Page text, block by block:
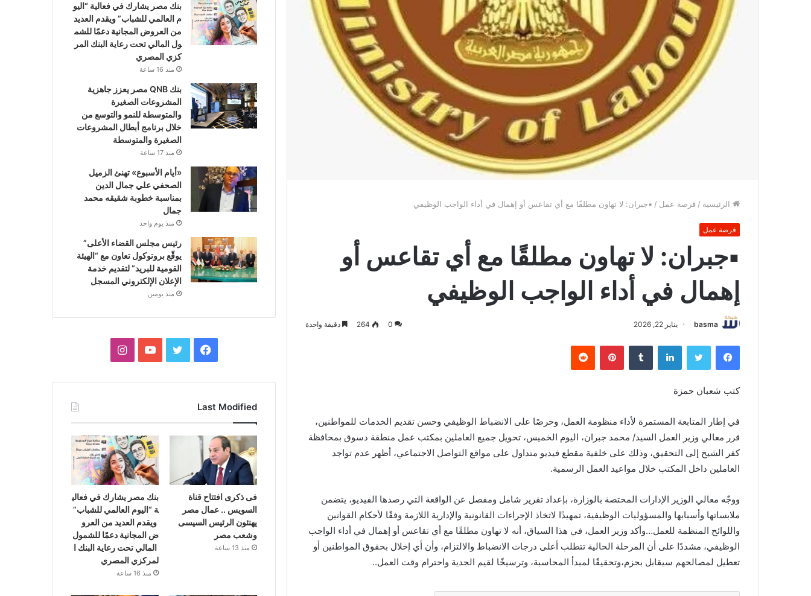
الرئيسية / فرصة عمل / ▪︎جبران: لا تهاون مطلقًا مع أي تقاعس أو إهمال في أداء الواجب الوظيفي
فرصة عمل
▪︎جبران: لا تهاون مطلقًا مع أي تقاعس أو
إهمال في أداء الواجب الوظيفي
basma يناير 22, 2026 0
264 دقيقة واحدة
فيسبوك تويتر لينكدإن بينتيريست
كتب شعبان حمزة
في إطار المتابعة المستمرة لأداء منظومة العمل، وحرصًا على الانضباط الوظيفي وحسن تقديم الخدمات للمواطنين،
قرر معالي وزير العمل السيد/ محمد جبران، اليوم الخميس، تحويل جميع العاملين بمكتب عمل منطقة دسوق بمحافظة
كفر الشيخ إلى التحقيق، وذلك على خلفية مقطع فيديو متداول على مواقع التواصل الاجتماعي، أظهر عدم تواجد
العاملين داخل المكتب خلال مواعيد العمل الرسمية.
ووجّه معالي الوزير الإدارات المختصة بالوزارة، بإعداد تقرير شامل ومفصل عن الواقعة التي رصدها الفيديو، يتضمن
ملابساتها وأسبابها والمسؤوليات الوظيفية، تمهيدًا لاتخاذ الإجراءات القانونية والإدارية اللازمة وفقًا لأحكام القوانين
واللوائح المنظمة للعمل…وأكد وزير العمل، في هذا السياق، أنه لا تهاون مطلقًا مع أي تقاعس أو إهمال في أداء الواجب
الوظيفي، مشددًا على أن المرحلة الحالية تتطلب أعلى درجات الانضباط والالتزام، وأن أي إخلال بحقوق المواطنين أو
تعطيل لمصالحهم سيقابل بحزم،وتحقيقًا لمبدأ المحاسبة، وترسيخًا لقيم الجدية واحترام وقت العمل..
بنك مصر يشارك في فعالية “اليو
م العالمي للشباب” ويقدم العديد
من العروض المجانية دعمًا للشم
ول المالي تحت رعاية البنك المر
كزي المصري
منذ 16 ساعة
بنك QNB مصر يعزز جاهزية
المشروعات الصغيرة
والمتوسطة للنمو والتوسع من
خلال برنامج أبطال المشروعات
الصغيرة والمتوسطة
منذ 17 ساعة
«أيام الأسبوع» تهنئ الزميل
الصحفي علي جمال الدين
بمناسبة خطوبة شقيقه محمد
جمال
منذ يوم واحد
رئيس مجلس القضاء الأعلى”
يوقّع بروتوكول تعاون مع “الهيئة
القومية للبريد” لتقديم خدمة
الإعلان الإلكتروني المسجل
منذ يومين
فيسبوكتويتر يوتيوبانستقرام
Last Modified
فى ذكرى افتتاح قناة
السويس .. عمال مصر
يهنئون الرئيس السيسى
وشعب مصر
منذ 13 ساعة
بنك مصر يشارك في فعالي
ة “اليوم العالمي للشباب”
ويقدم العديد من العرو
ض المجانية دعمًا للشمول
المالي تحت رعاية البنك ا
لمركزي المصري
منذ 16 ساعة